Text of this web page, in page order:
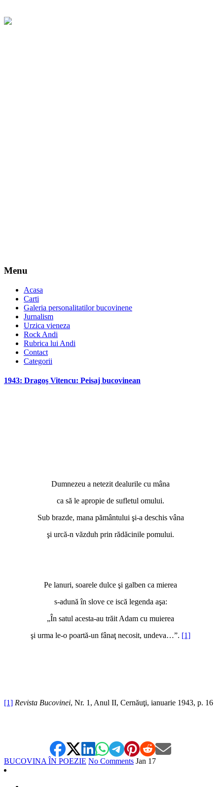
Menu
Acasa
Carti
Galeria personalitatilor bucovinene
Jurnalism
Urzica vieneza
Rock Andi
Rubrica lui Andi
Contact
Categorii
1943: Dragoş Vitencu: Peisaj bucovinean
Dumnezeu a netezit dealurile cu mâna
ca să le apropie de sufletul omului.
Sub brazde, mana pământului şi-a deschis vâna
şi urcă-n văzduh prin rădăcinile pomului.
Pe lanuri, soarele dulce şi galben ca mierea
s-adună în slove ce iscă legenda aşa:
„În satul acesta-au trăit Adam cu muierea
şi urma le-o poartă-un fânaţ necosit, undeva…”. [1]
[1] Revista Bucovinei, Nr. 1, Anul II, Cernăuţi, ianuarie 1943, p. 16
BUCOVINA ÎN POEZIE No Comments Jan 17